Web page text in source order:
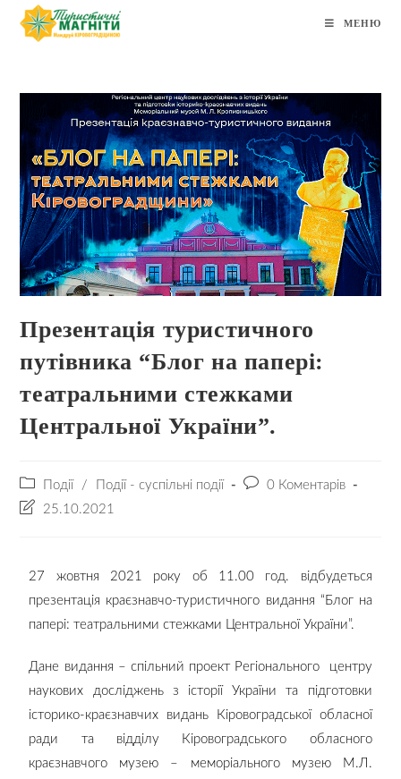
МЕНЮ
Презентація туристичного
путівника “Блог на папері:
театральними стежками
Центральної України”.
Події / Події - суспільні події
0 Коментарів
25.10.2021
27 жовтня 2021 року об 11.00 год. відбудеться
презентація краєзнавчо-туристичного видання “Блог на
папері: театральними стежками Центральної України”.
Дане видання – спільний проект Регіонального центру
наукових досліджень з історії України та підготовки
історико-краєзнавчих видань Кіровоградської обласної
ради та відділу Кіровоградського обласного
краєзнавчого музею – меморіального музею М.Л.